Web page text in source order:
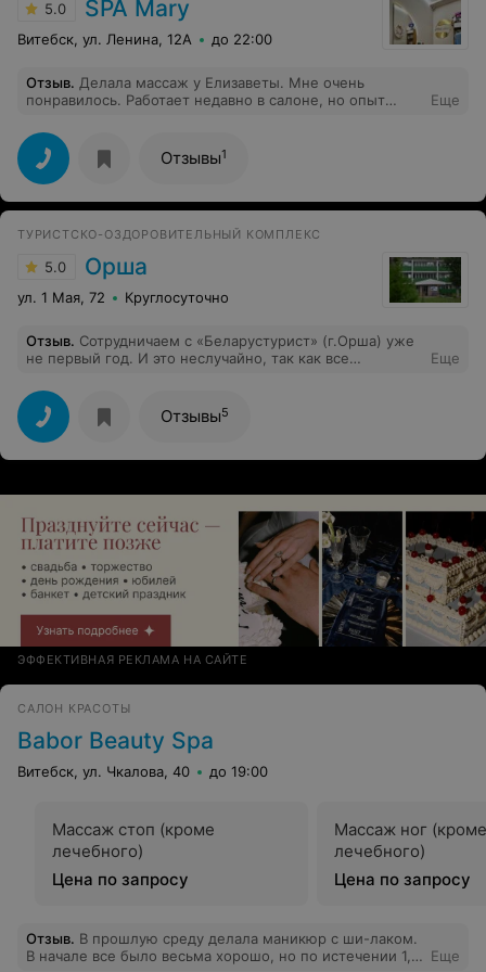
5.0 SPA Mary
Витебск, ул. Ленина, 12А до 22:00
Отзыв. Делала массаж у Елизаветы. Мне очень
понравилось. Работает недавно в салоне, но опыт
Еще
Отзывы1
ТУРИСТСКО-ОЗДОРОВИТЕЛЬНЫЙ КОМПЛЕКС
5.0 Орша
ул. 1 Мая, 72 Круглосуточно
Отзыв. Сотрудничаем с «Беларустурист» (г.Орша) уже
не первый год. И это неслучайно, так как все
экскурсия в город Минск прошла безупречно, все
участники получили массу впечатлений. Вернулись
восторженные и вдохновлённые. Это, конечно связано
с тем, что комплекс услуг был предоставлен высокого
уровня.
Еще
Отзывы5
ЭФФЕКТИВНАЯ РЕКЛАМА НА САЙТЕ
САЛОН КРАСОТЫ
Babor Beauty Spa
Витебск, ул. Чкалова, 40 до 19:00
Массаж стоп (кроме
лечебного)
Цена по запросу
Массаж ног (кроме
лечебного)
Цена по запросу
Отзыв. В прошлую среду делала маникюр с ши-лаком.
В начале все было весьма хорошо, но по истечении 1,5
Еще